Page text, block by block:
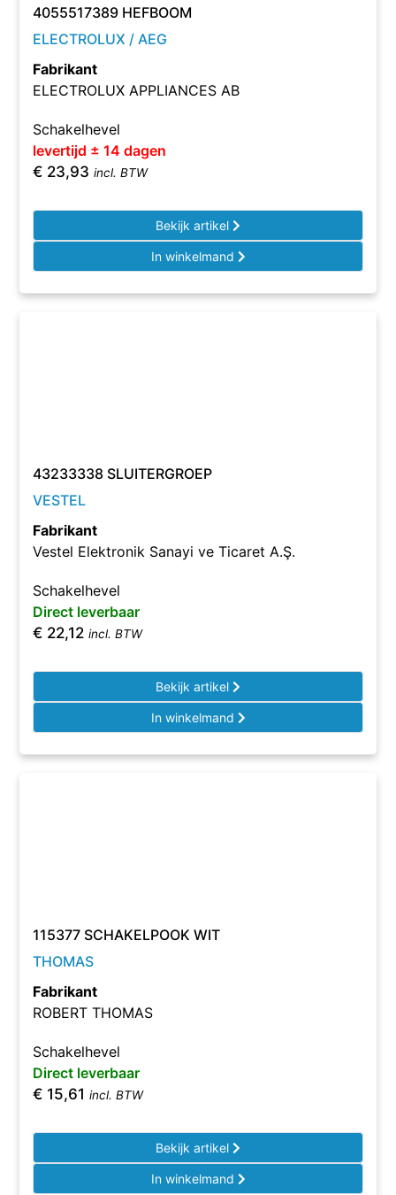
4055517389 HEFBOOM
ELECTROLUX / AEG
Fabrikant
ELECTROLUX APPLIANCES AB
Schakelhevel
levertijd ± 14 dagen
€ 23,93 incl. BTW
Bekijk artikel
In winkelmand
43233338 SLUITERGROEP
VESTEL
Fabrikant
Vestel Elektronik Sanayi ve Ticaret A.Ş.
Schakelhevel
Direct leverbaar
€ 22,12 incl. BTW
Bekijk artikel
In winkelmand
115377 SCHAKELPOOK WIT
THOMAS
Fabrikant
ROBERT THOMAS
Schakelhevel
Direct leverbaar
€ 15,61 incl. BTW
Bekijk artikel
In winkelmand